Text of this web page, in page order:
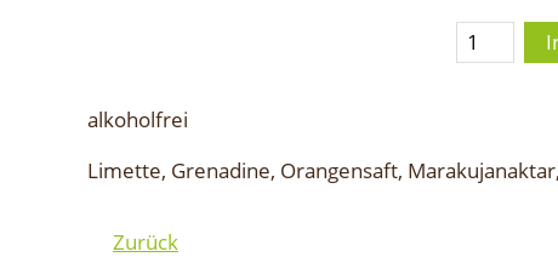
alkoholfrei
Limette, Grenadine, Orangensaft,
Zurück